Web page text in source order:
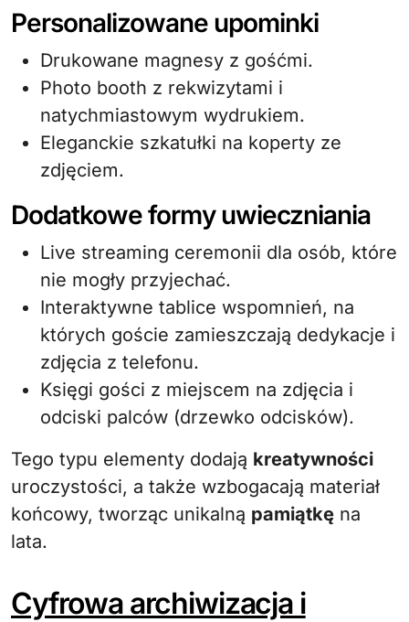
Personalizowane upominki
Drukowane magnesy z gośćmi.
Photo booth z rekwizytami i
natychmiastowym wydrukiem.
Eleganckie szkatułki na koperty ze
zdjęciem.
Dodatkowe formy uwieczniania
Live streaming ceremonii dla osób, które
nie mogły przyjechać.
Interaktywne tablice wspomnień, na
których goście zamieszczają dedykacje i
zdjęcia z telefonu.
Księgi gości z miejscem na zdjęcia i
odciski palców (drzewko odcisków).
Tego typu elementy dodają kreatywności
uroczystości, a także wzbogacają materiał
końcowy, tworząc unikalną pamiątkę na
lata.
Cyfrowa archiwizacja i